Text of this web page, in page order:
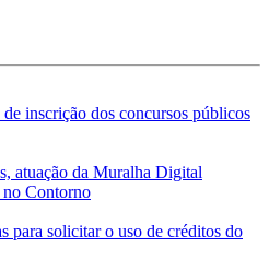
inscrição dos concursos públicos
atuação da Muralha Digital
Contorno
para solicitar o uso de créditos do